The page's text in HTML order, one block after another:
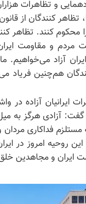
و تظاهرات
کنندگان از
محکوم کنند. تظاهر
مردم و مقاومت
آزاد می‌خواهیم.
هم‌چنین فریاد
ایرانیان آزاده در
گفت: آزادی هرگز به
فداکاری مردان و
روحیه امروز در
ایران و مجاهدین